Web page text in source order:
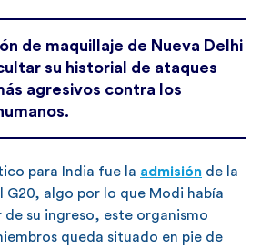
de maquillaje de Nueva Delhi
su historial de ataques
agresivos contra los
para India fue la admisión de la
G20, algo por lo que Modi había
su ingreso, este organismo
queda situado en pie de